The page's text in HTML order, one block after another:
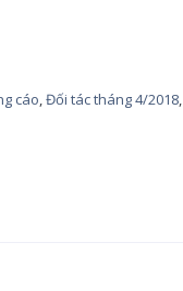
cáo,Đối tác tháng 4/2018,